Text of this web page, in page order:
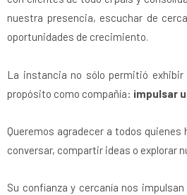
nuestra presencia, escuchar de
oportunidades de crecimiento.
La instancia no sólo permitió
propósito como compañía: impulsar
Queremos agradecer a todos
conversar, compartir ideas o explorar
Su confianza y cercanía nos